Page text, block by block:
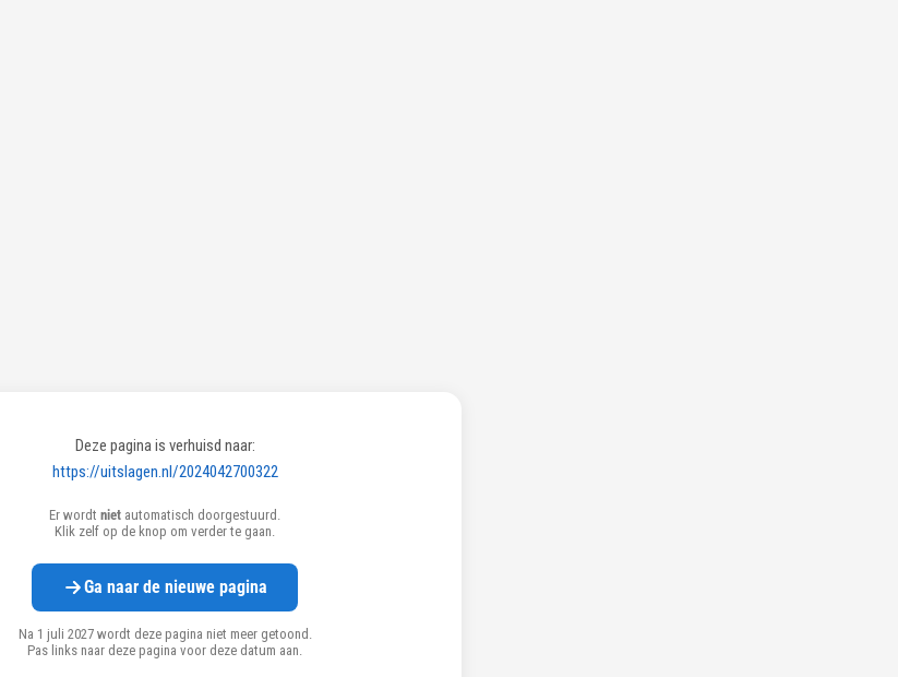
Deze pagina is verhuisd naar:
https://uitslagen.nl/2024042700322
Er wordt niet automatisch doorgestuurd.
Klik zelf op de knop om verder te gaan.
Ga naar de nieuwe pagina
Na 1 juli 2027 wordt deze pagina niet meer getoond.
Pas links naar deze pagina voor deze datum aan.